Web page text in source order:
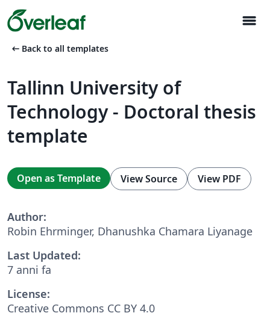
menu
arrow_left_alt Back to all templates
Tallinn University of
Technology - Doctoral thesis
template
Open as Template View Source View PDF
Author:
Robin Ehrminger, Dhanushka Chamara Liyanage
Last Updated:
7 anni fa
License:
Creative Commons CC BY 4.0